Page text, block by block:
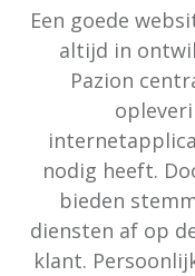
Een goede
altijd in
Pazion
nodig heeft.
bieden
diensten af op
klant.